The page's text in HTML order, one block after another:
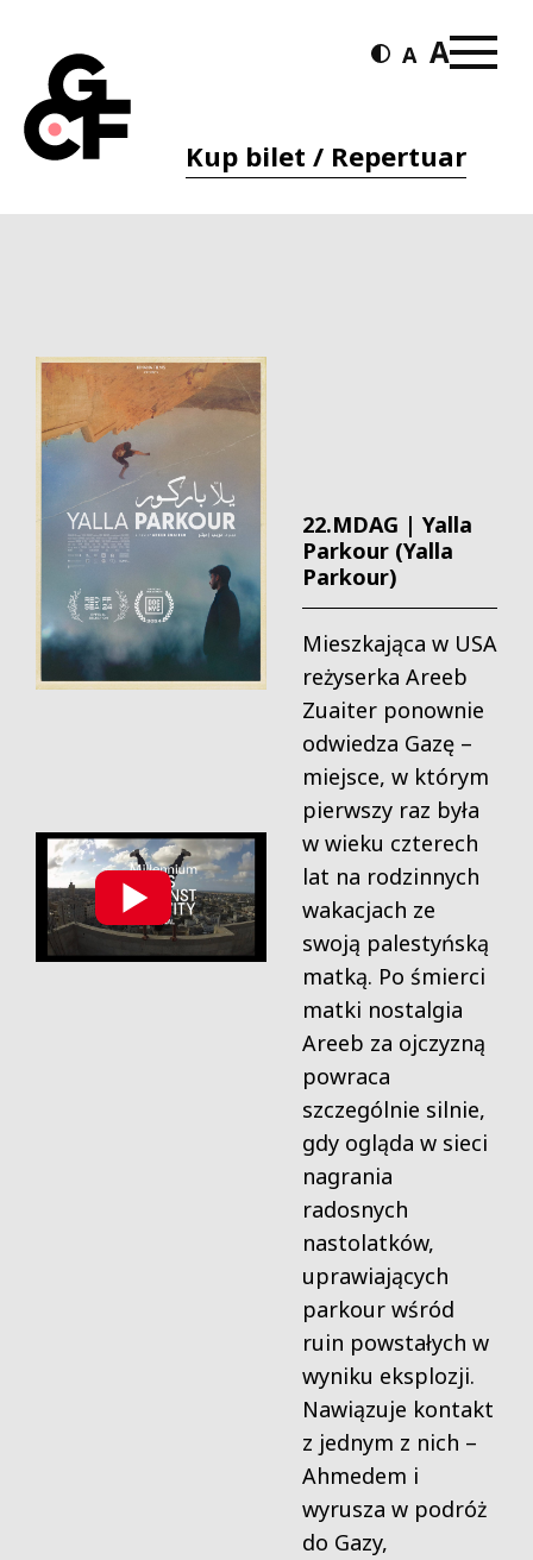
Kup bilet / Repertuar
22.MDAG | Yalla
Parkour (Yalla
Parkour)
Mieszkająca w USA
reżyserka Areeb
Zuaiter ponownie
odwiedza Gazę –
miejsce, w którym
pierwszy raz była
w wieku czterech
lat na rodzinnych
wakacjach ze
swoją palestyńską
matką. Po śmierci
matki nostalgia
Areeb za ojczyzną
powraca
szczególnie silnie,
gdy ogląda w sieci
nagrania
radosnych
nastolatków,
uprawiających
parkour wśród
ruin powstałych w
wyniku eksplozji.
Nawiązuje kontakt
z jednym z nich –
Ahmedem i
wyrusza w podróż
do Gazy,